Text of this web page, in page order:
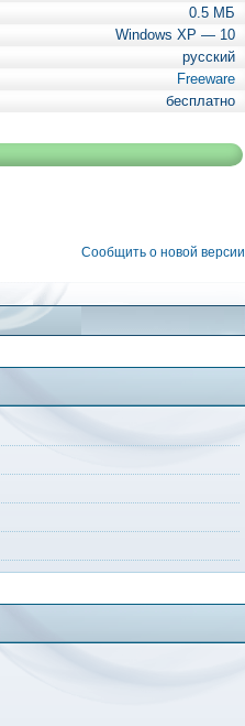
0.5 МБ
Windows XP — 10
русский
Freeware
бесплатно
Сообщить о новой версии